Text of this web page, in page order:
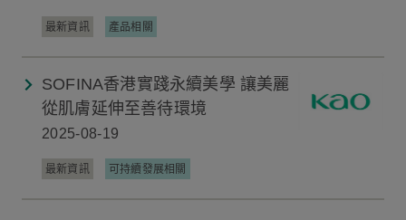
最新資訊 產品相關
SOFINA香港實踐永續美學 讓美麗
從肌膚延伸至善待環境
2025-08-19
最新資訊 可持續發展相關